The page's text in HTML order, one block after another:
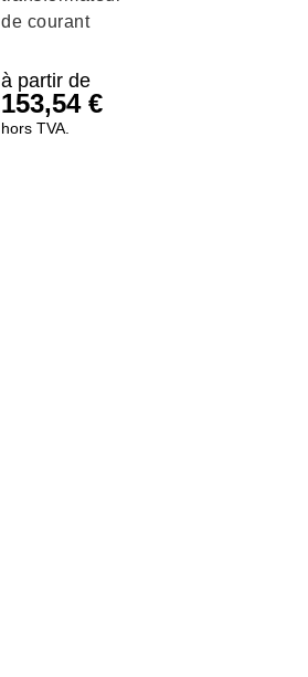
de courant
à partir de
153,54 €
hors TVA.